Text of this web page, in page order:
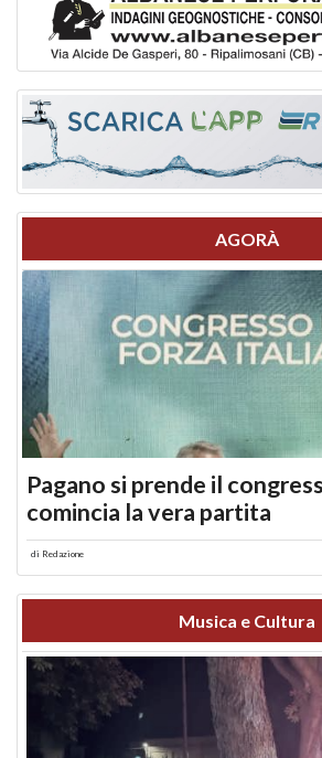
AGORÀ
Pagano si prende il
comincia la vera partita
di Redazione
Musica e Cultura